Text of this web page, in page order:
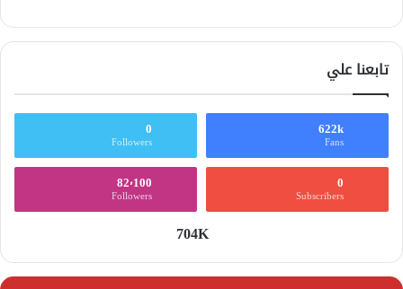
تابعنا علي
622k
Fans
0
Followers
0
Subscribers
82٬100
Followers
704K